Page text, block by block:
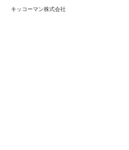
キッコーマン株式会社